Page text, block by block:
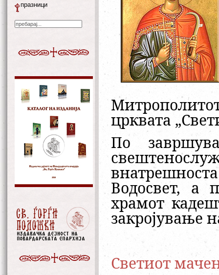
црквата
По
Водосвет, а
храмот
закројување
Светиот
празници